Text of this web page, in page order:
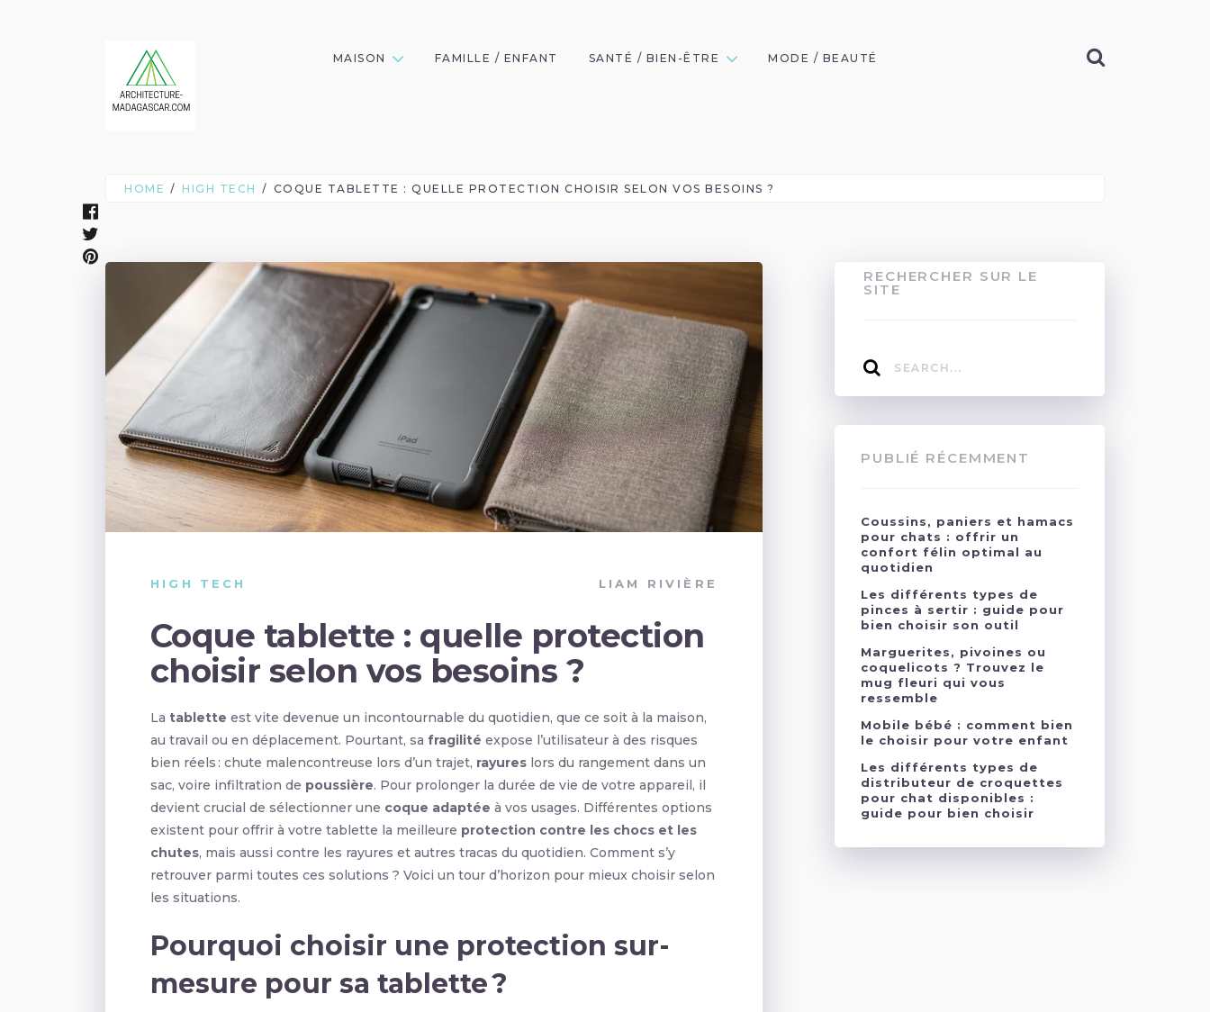
MAISON FAMILLE / ENFANT SANTÉ / BIEN-ÊTRE MODE / BEAUTÉ
HOME HIGH TECH COQUE TABLETTE : QUELLE PROTECTION CHOISIR SELON VOS BESOINS ?
HIGH TECH LIAM RIVIÈRE
Coque tablette : quelle protection
choisir selon vos besoins ?
La tablette est vite devenue un incontournable du quotidien, que ce soit à la maison,
au travail ou en déplacement. Pourtant, sa fragilité expose l’utilisateur à des risques
bien réels : chute malencontreuse lors d’un trajet, rayures lors du rangement dans un
sac, voire infiltration de poussière. Pour prolonger la durée de vie de votre appareil, il
devient crucial de sélectionner une coque adaptée à vos usages. Différentes options
existent pour offrir à votre tablette la meilleure protection contre les chocs et les
chutes, mais aussi contre les rayures et autres tracas du quotidien. Comment s’y
retrouver parmi toutes ces solutions ? Voici un tour d’horizon pour mieux choisir selon
les situations.
Pourquoi choisir une protection sur-
mesure pour sa tablette ?
RECHERCHER SUR LE
SITE
PUBLIÉ RÉCEMMENT
Coussins, paniers et hamacs
pour chats : offrir un
confort félin optimal au
quotidien
Les différents types de
pinces à sertir : guide pour
bien choisir son outil
Marguerites, pivoines ou
coquelicots ? Trouvez le
mug fleuri qui vous
ressemble
Mobile bébé : comment bien
le choisir pour votre enfant
Les différents types de
distributeur de croquettes
pour chat disponibles :
guide pour bien choisir